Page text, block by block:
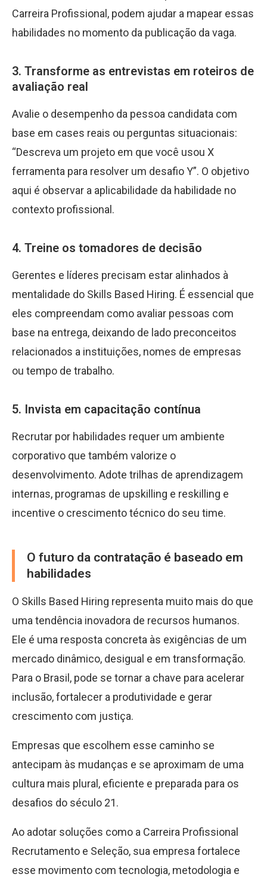
Carreira Profissional, podem ajudar a mapear essas
habilidades no momento da publicação da vaga.
3. Transforme as entrevistas em roteiros de
avaliação real
Avalie o desempenho da pessoa candidata com
base em cases reais ou perguntas situacionais:
“Descreva um projeto em que você usou X
ferramenta para resolver um desafio Y”. O objetivo
aqui é observar a aplicabilidade da habilidade no
contexto profissional.
4. Treine os tomadores de decisão
Gerentes e líderes precisam estar alinhados à
mentalidade do Skills Based Hiring. É essencial que
eles compreendam como avaliar pessoas com
base na entrega, deixando de lado preconceitos
relacionados a instituições, nomes de empresas
ou tempo de trabalho.
5. Invista em capacitação contínua
Recrutar por habilidades requer um ambiente
corporativo que também valorize o
desenvolvimento. Adote trilhas de aprendizagem
internas, programas de upskilling e reskilling e
incentive o crescimento técnico do seu time.
O futuro da contratação é baseado em
habilidades
O Skills Based Hiring representa muito mais do que
uma tendência inovadora de recursos humanos.
Ele é uma resposta concreta às exigências de um
mercado dinâmico, desigual e em transformação.
Para o Brasil, pode se tornar a chave para acelerar
inclusão, fortalecer a produtividade e gerar
crescimento com justiça.
Empresas que escolhem esse caminho se
antecipam às mudanças e se aproximam de uma
cultura mais plural, eficiente e preparada para os
desafios do século 21.
Ao adotar soluções como a Carreira Profissional
Recrutamento e Seleção, sua empresa fortalece
esse movimento com tecnologia, metodologia e